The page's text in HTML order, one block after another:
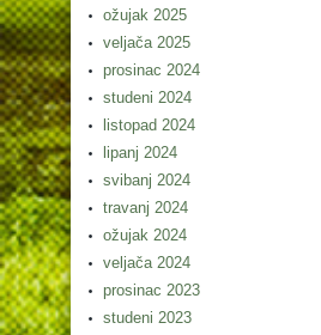
ožujak 2025
veljača 2025
prosinac 2024
studeni 2024
listopad 2024
lipanj 2024
svibanj 2024
travanj 2024
ožujak 2024
veljača 2024
prosinac 2023
studeni 2023